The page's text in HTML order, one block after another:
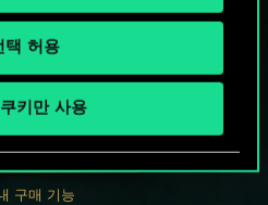
택 허용
키만 사용
어떠신가요?
료 플레이
구매 기능